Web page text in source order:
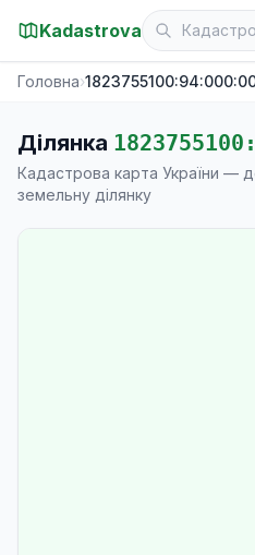
Kadastrova
Головна›
Ділянка
Кадастрова карта України —
земельну ділянку